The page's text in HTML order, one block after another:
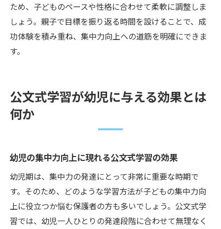
ため、子どものペースや性格に合わせて柔軟に調整しま
しょう。親子で目標を振り返る時間を設けることで、成
功体験を積み重ね、集中力向上への道筋を明確にできま
す。
公文式学習が幼児に与える効果とは
何か
幼児の集中力向上に現れる公文式学習の効果
幼児期は、集中力の発達にとって非常に重要な時期で
す。そのため、どのような学習方法が子どもの集中力向
上に役立つか悩む保護者の方も多いでしょう。公文式学
習では、幼児一人ひとりの発達段階に合わせて無理なく